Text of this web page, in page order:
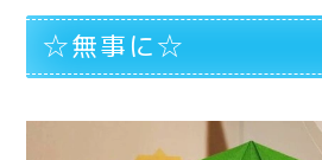
☆無事に☆